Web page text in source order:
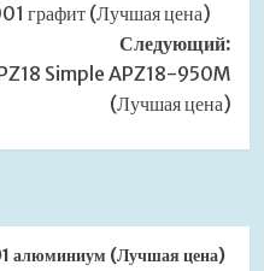
графит (Лучшая цена)
Следующий:
Simple APZ18-950M
(Лучшая цена)
алюминиум (Лучшая цена)